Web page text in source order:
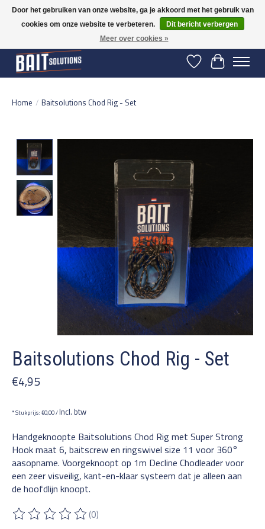
Gratis verzending vanaf 50 euro binnen NL | Op voorraad binnen 2-5 werkdagen
verzonden | België vanaf 70 euro gratis verzonden
Verlanglijst
Home / Baitsolutions Chod Rig - Set
Baitsolutions Chod Rig - Set
€4,95
* Stukprijs: €0,00 /Incl. btw
Handgeknoopte Baitsolutions Chod Rig met Super Strong
Hook maat 6, baitscrew en ringswivel size 11 voor 360°
aasopname. Voorgeknoopt op 1m Decline Chodleader voor
een zeer visveilig, kant-en-klaar systeem dat je alleen aan
de hoofdlijn knoopt.
De beoordeling van dit product is
(0)
Door het gebruiken van onze website, ga je akkoord met het gebruik van
cookies om onze website te verbeteren.
Dit bericht verbergen
Meer over cookies »